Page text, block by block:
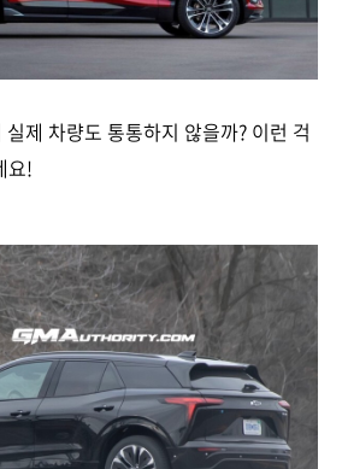
제 차량도 통통하지 않을까? 이런 걱
요!